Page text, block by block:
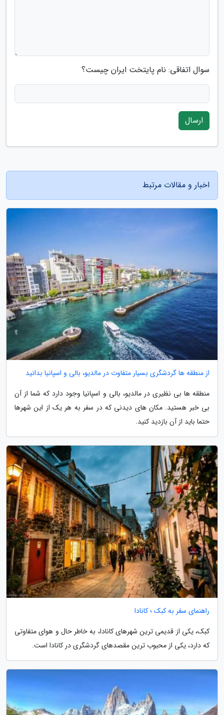
سوال اتفاقی: نام پایتخت ایران چیست؟
ارسال
اخبار و مقالات مرتبط
از منطقه ها گردشگری بسیار متفاوت در مالدیو، بالی و اسپانیا بدانید
منطقه ها بی نظیری در مالدیو، بالی و اسپانیا وجود دارد که شما از آن
بی خبر هستید. مکان های دیدنی که در سفر به هر یک از این شهرها
حتما باید از آن بازدید کنید.
راهنمای سفر به کبک ؛ کانادا
کبک، یکی از قدیمی ترین شهرهای کانادا، به خاطر حال و هوای متفاوتی
که دارد، یکی از محبوب ترین مقصدهای گردشگری در کانادا است.